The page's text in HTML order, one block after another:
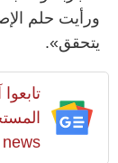
ورأيت حلم
يتحقق».
news